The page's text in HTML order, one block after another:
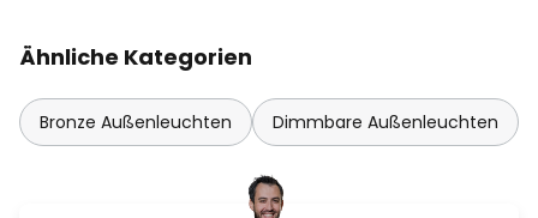
Ähnliche Kategorien
Bronze Außenleuchten Dimmbare Außenleuchten